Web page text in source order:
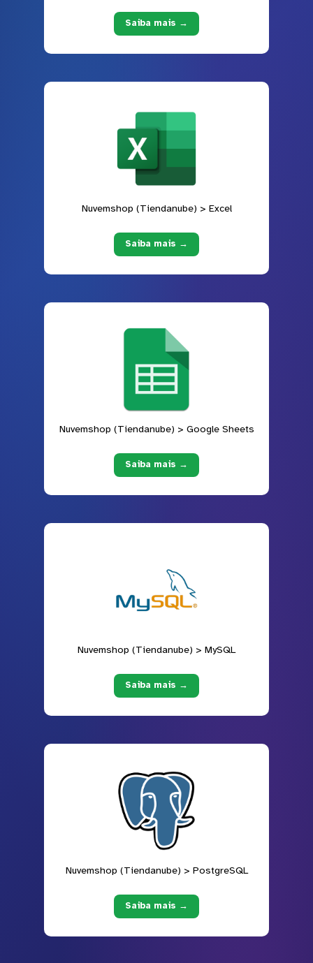
Saiba mais →
Nuvemshop (Tiendanube) > Excel
Saiba mais →
Nuvemshop (Tiendanube) > Google Sheets
Saiba mais →
Nuvemshop (Tiendanube) > MySQL
Saiba mais →
Nuvemshop (Tiendanube) > PostgreSQL
Saiba mais →